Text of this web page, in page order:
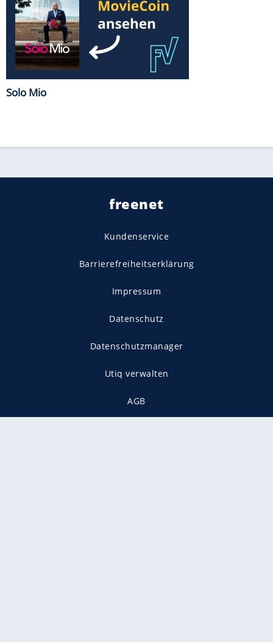
Solo Mio
freenet
Kundenservice
Barrierefreiheitserklärung
Impressum
Datenschutz
Datenschutzmanager
Utiq verwalten
AGB